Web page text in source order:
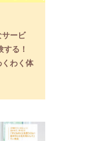
サービ
する！
くわく体